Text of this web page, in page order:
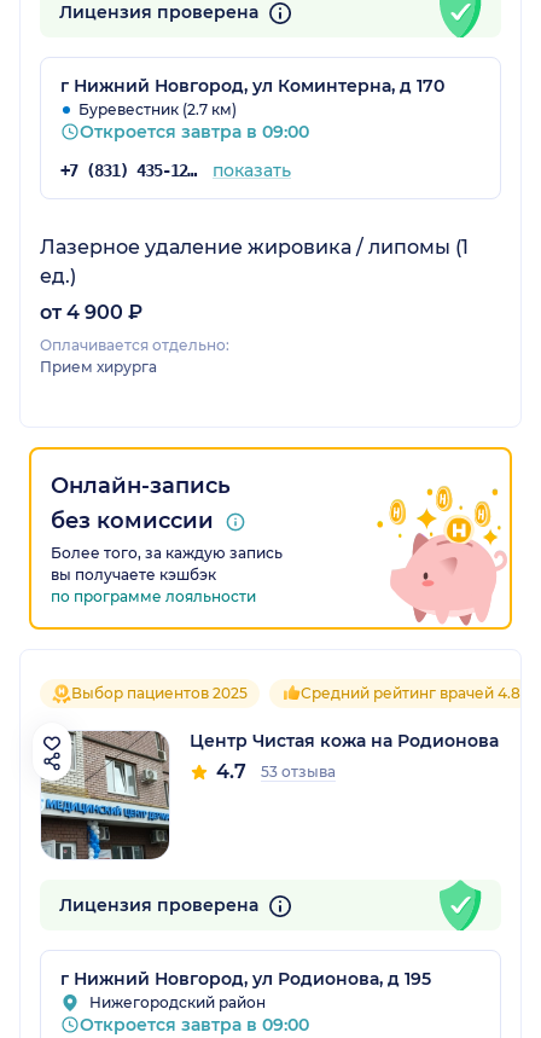
Лицензия проверена
г Нижний Новгород, ул Коминтерна, д 170
Буревестник (2.7 км)
Откроется завтра в 09:00
+7 (831) 435-12-40 показать
Лазерное удаление жировика / липомы (1
ед.)
от 4 900 ₽
Оплачивается отдельно:
Прием хирурга
Онлайн-запись
без комиссии
Более того, за каждую запись
вы получаете кэшбэк
по программе лояльности
Выбор пациентов 2025 Средний рейтинг врачей 4.8
Центр Чистая кожа на Родионова
4.7 53 отзыва
Лицензия проверена
г Нижний Новгород, ул Родионова, д 195
Нижегородский район
Откроется завтра в 09:00